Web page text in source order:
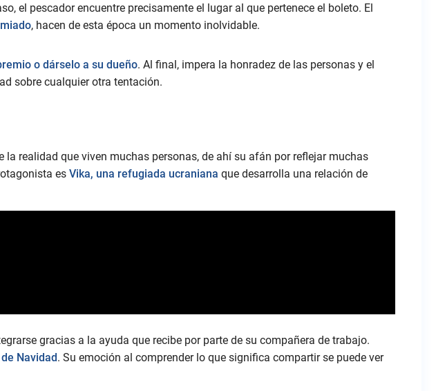
el pescador encuentre precisamente el lugar al que pertenece el boleto. El
, hacen de esta época un momento inolvidable.
o dárselo a su dueño. Al final, impera la honradez de las personas y el
sobre cualquier otra tentación.
realidad que viven muchas personas, de ahí su afán por reflejar muchas
es Vika, una refugiada ucraniana que desarrolla una relación de
gracias a la ayuda que recibe por parte de su compañera de trabajo.
Navidad. Su emoción al comprender lo que significa compartir se puede ver